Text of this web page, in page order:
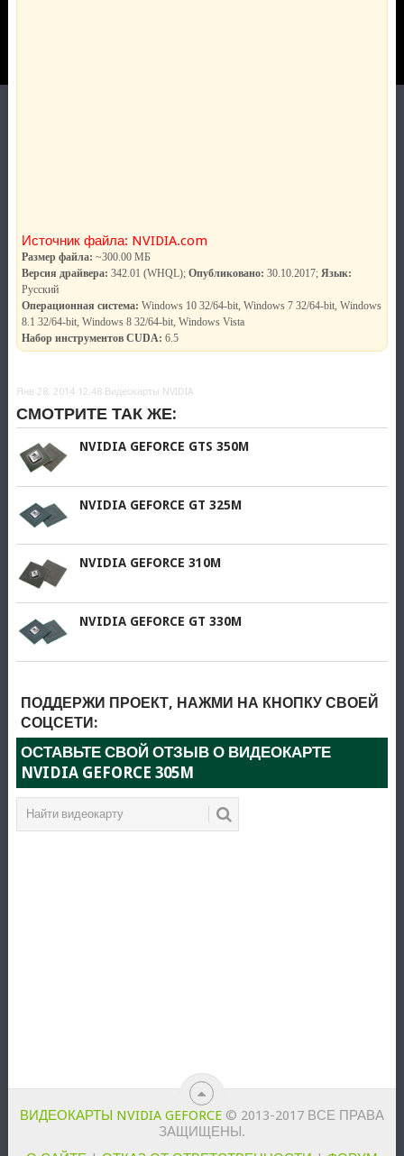
Источник файла: NVIDIA.com
Размер файла: ~300.00 МБ
Версия драйвера: 342.01 (WHQL); Опубликовано: 30.10.2017; Язык:
Русский
Операционная система: Windows 10 32/64-bit, Windows 7 32/64-bit, Windows
8.1 32/64-bit, Windows 8 32/64-bit, Windows Vista
Набор инструментов CUDA: 6.5
Янв 28, 2014 12:48 Видеокарты NVIDIA
СМОТРИТЕ ТАК ЖЕ:
NVIDIA GEFORCE GTS 350M
NVIDIA GEFORCE GT 325M
NVIDIA GEFORCE 310M
NVIDIA GEFORCE GT 330M
ПОДДЕРЖИ ПРОЕКТ, НАЖМИ НА КНОПКУ СВОЕЙ
СОЦСЕТИ:
ОСТАВЬТЕ СВОЙ ОТЗЫВ О ВИДЕОКАРТЕ
NVIDIA GEFORCE 305M
ВИДЕОКАРТЫ NVIDIA GEFORCE© 2013-2017 ВСЕ ПРАВА
ЗАЩИЩЕНЫ.